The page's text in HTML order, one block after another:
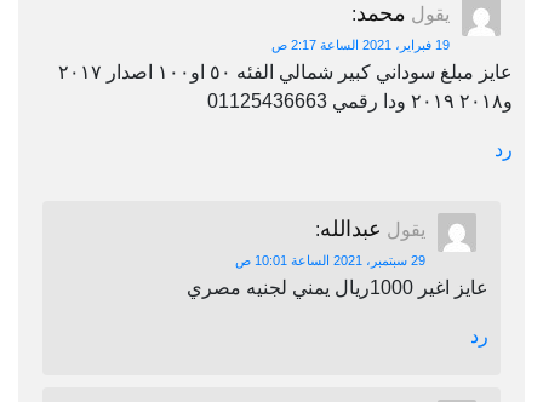
يقول محمد:
19 فبراير، 2021 الساعة 2:17 ص
عايز مبلغ سوداني كبير شمالي الفئه ٥٠ او١٠٠ اصدار ٢٠١٧
و٢٠١٨ ٢٠١٩ ودا رقمي 01125436663
رد
يقول عبدالله:
29 سبتمبر، 2021 الساعة 10:01 ص
عايز اغير 1000ريال يمني لجنيه مصري
رد